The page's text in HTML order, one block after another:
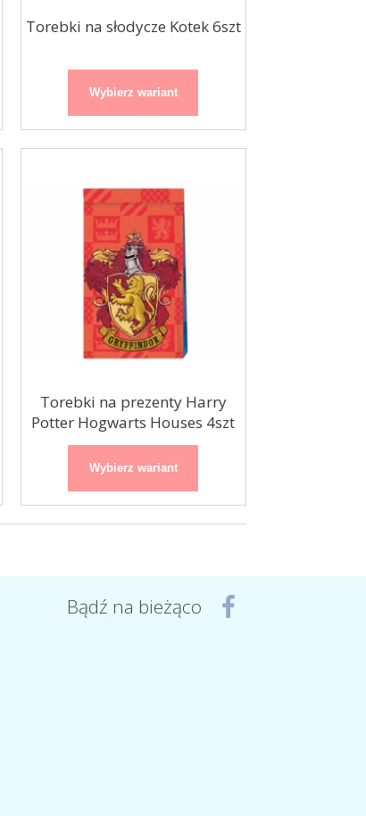
Organza / bieżnik
Paseczki złote
Torebki na słodycze Kotek 6szt
Wybierz wariant
Torebki na prezenty Harry
Potter Hogwarts Houses 4szt
Wybierz wariant
Bądź na bieżąco